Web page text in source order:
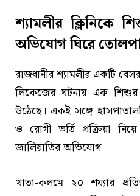
শ্যামলীর ক্লিনিকে
অভিযোগ ঘিরে
রাজধানীর শ্যামলীর একটি
লিকেজের ঘটনায় এক
উঠেছে। একই সঙ্গে
ও রোগী ভর্তি প্রক্রিয়া
জালিয়াতির অভিযোগ।
খাতা-কলমে ২০ শয্যার